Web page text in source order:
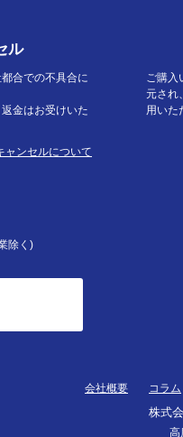
ル
合での不具合に
金はお受けいた
ャンセルについて
ご購入
元され
用いた
除く)
会社概要 コラム
株式
高